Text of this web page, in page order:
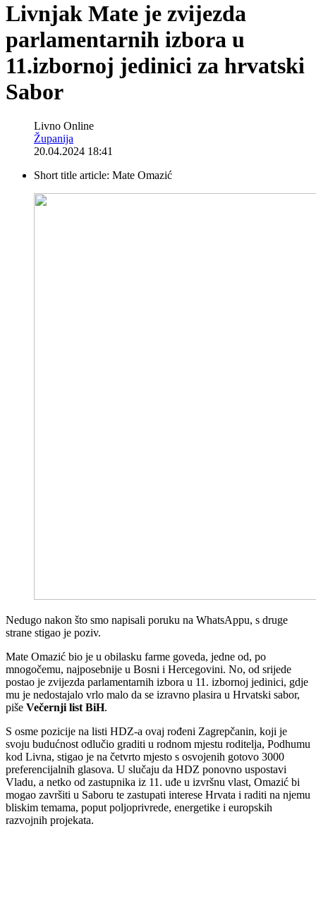
Livnjak Mate je zvijezda
parlamentarnih izbora u
11.izbornoj jedinici za hrvatski
Sabor
Livno Online
Županija
20.04.2024 18:41
Short title article: Mate Omazić
Nedugo nakon što smo napisali poruku na WhatsAppu, s druge
strane stigao je poziv.
Mate Omazić bio je u obilasku farme goveda, jedne od, po
mnogočemu, najposebnije u Bosni i Hercegovini. No, od srijede
postao je zvijezda parlamentarnih izbora u 11. izbornoj jedinici, gdje
mu je nedostajalo vrlo malo da se izravno plasira u Hrvatski sabor,
piše Večernji list BiH.
S osme pozicije na listi HDZ-a ovaj rođeni Zagrepčanin, koji je
svoju budućnost odlučio graditi u rodnom mjestu roditelja, Podhumu
kod Livna, stigao je na četvrto mjesto s osvojenih gotovo 3000
preferencijalnih glasova. U slučaju da HDZ ponovno uspostavi
Vladu, a netko od zastupnika iz 11. uđe u izvršnu vlast, Omazić bi
mogao završiti u Saboru te zastupati interese Hrvata i raditi na njemu
bliskim temama, poput poljoprivrede, energetike i europskih
razvojnih projekata.